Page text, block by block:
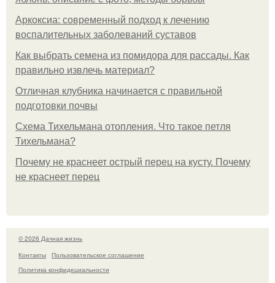
Аркоксиа: современный подход к лечению
воспалительных заболеваний суставов
Как выбрать семена из помидора для рассады. Как
правильно извлечь материал?
Отличная клубника начинается с правильной
подготовки почвы
Схема Тихельмана отопления. Что такое петля
Тихельмана?
Почему не краснеет острый перец на кусту. Почему
не краснеет перец
© 2026 Дачная жизнь
Контакты
Пользовательское соглашение
Политика конфидециальности